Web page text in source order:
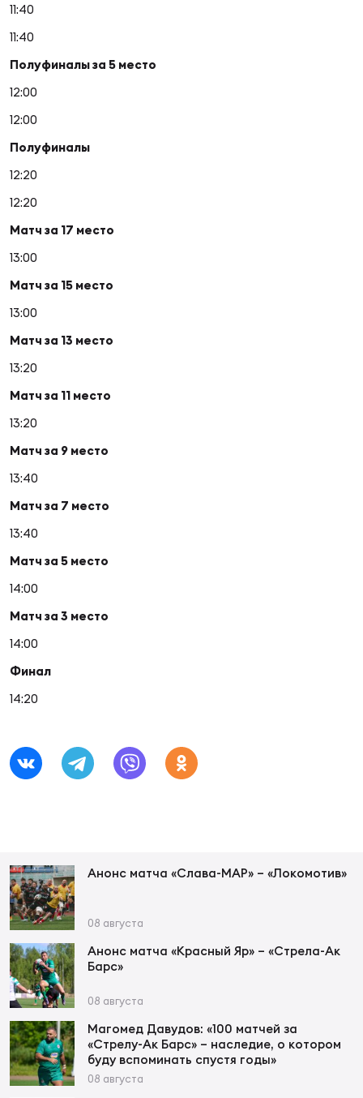
11:40
11:40
Полуфиналы за 5 место
12:00
12:00
Полуфиналы
12:20
12:20
Матч за 17 место
13:00
Матч за 15 место
13:00
Матч за 13 место
13:20
Матч за 11 место
13:20
Матч за 9 место
13:40
Матч за 7 место
13:40
Матч за 5 место
14:00
Матч за 3 место
14:00
Финал
14:20
Анонс матча «Слава-МАР» – «Локомотив»
08 августа
Анонс матча «Красный Яр» – «Стрела-Ак
Барс»
08 августа
Магомед Давудов: «100 матчей за
«Стрелу-Ак Барс» – наследие, о котором
буду вспоминать спустя годы»
08 августа